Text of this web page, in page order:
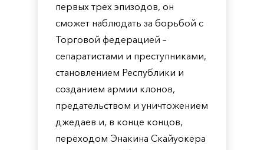
первых трех эпизодов, он
сможет наблюдать за борьбой с
Торговой федерацией –
сепаратистами и преступниками,
становлением Республики и
созданием армии клонов,
предательством и уничтожением
джедаев и, в конце концов,
переходом Энакина Скайуокера